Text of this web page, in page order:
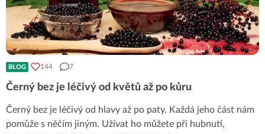
BLOG 144 7
Černý bez je léčivý od květů až po kůru
Černý bez je léčivý od hlavy až po paty. Každá jeho část nám
pomůže s něčím jiným. Užívat ho můžete při hubnutí,